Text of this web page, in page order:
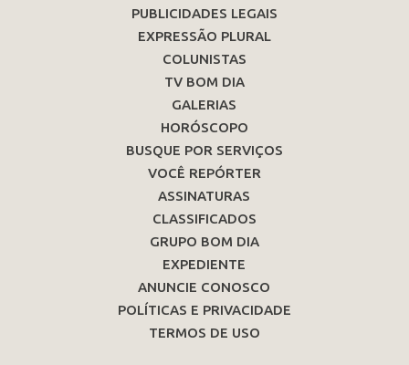
PUBLICIDADES LEGAIS
EXPRESSÃO PLURAL
COLUNISTAS
TV BOM DIA
GALERIAS
HORÓSCOPO
BUSQUE POR SERVIÇOS
VOCÊ REPÓRTER
ASSINATURAS
CLASSIFICADOS
GRUPO BOM DIA
EXPEDIENTE
ANUNCIE CONOSCO
POLÍTICAS E PRIVACIDADE
TERMOS DE USO